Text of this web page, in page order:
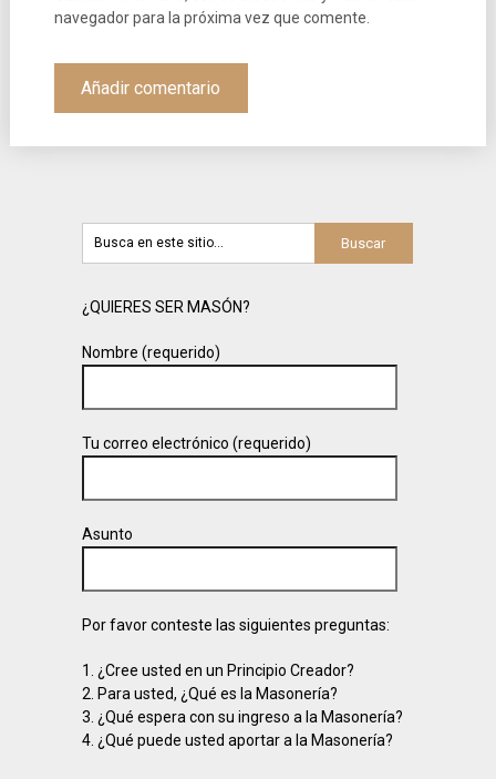
navegador para la próxima vez que comente.
¿QUIERES SER MASÓN?
Nombre (requerido)
Tu correo electrónico (requerido)
Asunto
Por favor conteste las siguientes preguntas:
1. ¿Cree usted en un Principio Creador?
2. Para usted, ¿Qué es la Masonería?
3. ¿Qué espera con su ingreso a la Masonería?
4. ¿Qué puede usted aportar a la Masonería?